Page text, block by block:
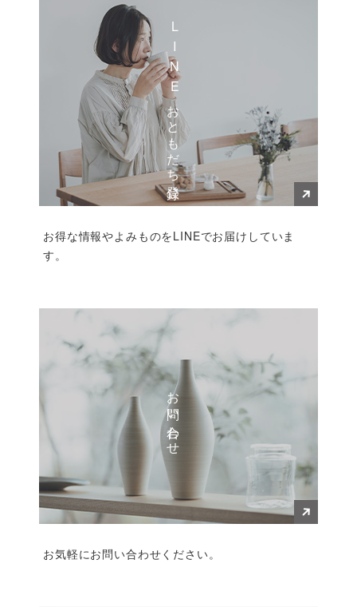
LINEおともだち登録
お得な情報やよみものをLINEでお届けしていま
す。
お問い合わせ
お気軽にお問い合わせください。